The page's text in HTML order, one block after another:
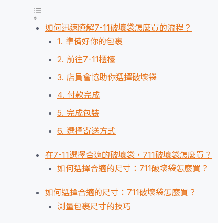
如何迅速瞭解7-11破壞袋怎麼買的流程？
1. 準備好你的包裹
2. 前往7-11櫃檯
3. 店員會協助你選擇破壞袋
4. 付款完成
5. 完成包裝
6. 選擇寄送方式
在7-11選擇合適的破壞袋，711破壞袋怎麼買？
如何選擇合適的尺寸：711破壞袋怎麼買？
如何選擇合適的尺寸：711破壞袋怎麼買？
測量包裹尺寸的技巧